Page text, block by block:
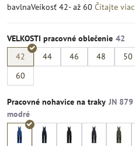
bavlnaVeíkosť 42- až 60 Čítajte viac
VELKOSTI pracovné oblečenie
42
44 46 48 50
60
Pracovné nohavice na traky